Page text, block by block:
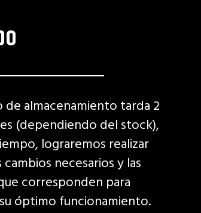
de almacenamiento tarda 2
(dependiendo del stock),
lograremos realizar
necesarios y las
corresponden para
óptimo funcionamiento.